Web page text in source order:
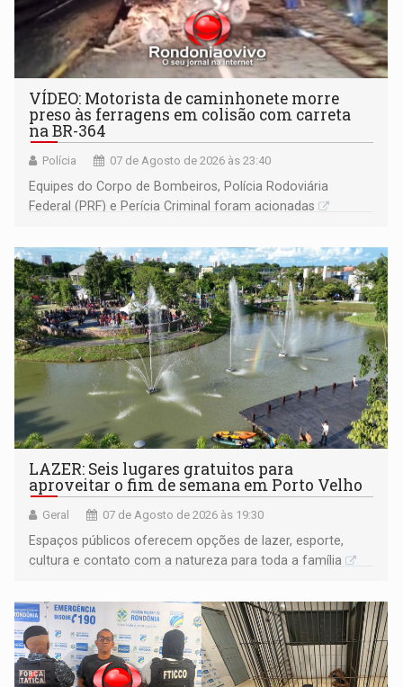
VÍDEO: Motorista de caminhonete morre
preso às ferragens em colisão com carreta
na BR-364
Polícia 07 de Agosto de 2026 às 23:40
Equipes do Corpo de Bombeiros, Polícia Rodoviária
Federal (PRF) e Perícia Criminal foram acionadas
LAZER: Seis lugares gratuitos para
aproveitar o fim de semana em Porto Velho
Geral 07 de Agosto de 2026 às 19:30
Espaços públicos oferecem opções de lazer, esporte,
cultura e contato com a natureza para toda a família